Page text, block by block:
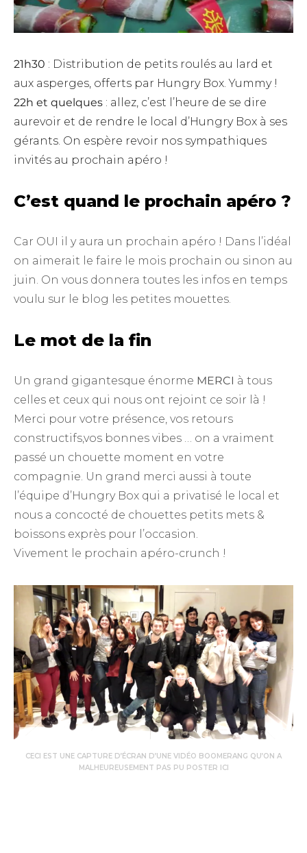
21h30 : Distribution de petits roulés au lard et
aux asperges, offerts par Hungry Box. Yummy !
22h et quelques : allez, c’est l’heure de se dire
aurevoir et de rendre le local d’Hungry Box à ses
gérants. On espère revoir nos sympathiques
invités au prochain apéro !
C’est quand le prochain apéro ?
Car OUI il y aura un prochain apéro ! Dans l’idéal
on aimerait le faire le mois prochain ou sinon au
juin. On vous donnera toutes les infos en temps
voulu sur le blog les petites mouettes.
Le mot de la fin
Un grand gigantesque énorme MERCI à tous
celles et ceux qui nous ont rejoint ce soir là !
Merci pour votre présence, vos retours
constructifs,vos bonnes vibes … on a vraiment
passé un chouette moment en votre
compagnie. Un grand merci aussi à toute
l’équipe d’Hungry Box qui a privatisé le local et
nous a concocté de chouettes petits mets &
boissons exprès pour l’occasion.
Vivement le prochain apéro-crunch !
CECI EST UNE CAPTURE D’ÉCRAN D’UNE VIDÉO BOOMERANG QU’ON A
MALHEUREUSEMENT PAS PU POSTER ICI